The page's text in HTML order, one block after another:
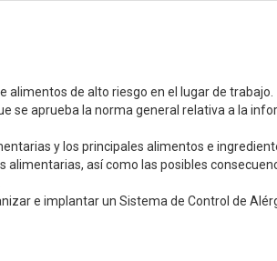
de alto riesgo en el lugar de trabajo.
se aprueba la norma general relativa a la
y los principales alimentos e
así como las posibles
e implantar un Sistema de Control de